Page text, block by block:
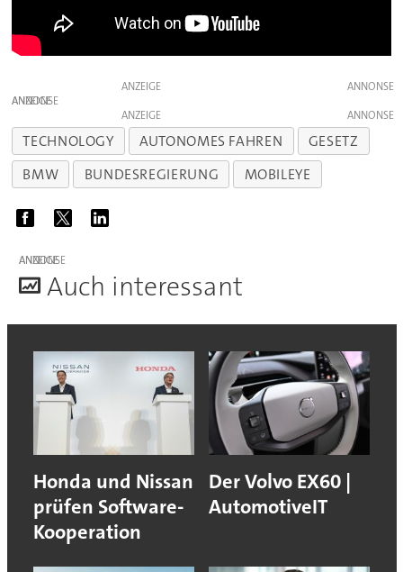
ANZEIGE
ANZEIGE
ANZEIGE
TECHNOLOGY AUTONOMES FAHREN
GESETZ
BMW
BUNDESREGIERUNG MOBILEYE
ANZEIGE
Auch interessant
Honda und Nissan
prüfen Software-
Kooperation
Der Volvo EX60 |
AutomotiveIT